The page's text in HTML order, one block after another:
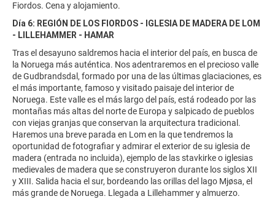
Fiordos. Cena y alojamiento.
Día 6: REGIÓN DE LOS FIORDOS - IGLESIA DE MADERA DE LOM
- LILLEHAMMER - HAMAR
Tras el desayuno saldremos hacia el interior del país, en busca de
la Noruega más auténtica. Nos adentraremos en el precioso valle
de Gudbrandsdal, formado por una de las últimas glaciaciones, es
el más importante, famoso y visitado paisaje del interior de
Noruega. Este valle es el más largo del país, está rodeado por las
montañas más altas del norte de Europa y salpicado de pueblos
con viejas granjas que conservan la arquitectura tradicional.
Haremos una breve parada en Lom en la que tendremos la
oportunidad de fotografiar y admirar el exterior de su iglesia de
madera (entrada no incluida), ejemplo de las stavkirke o iglesias
medievales de madera que se construyeron durante los siglos XII
y XIII. Salida hacia el sur, bordeando las orillas del lago Mjøsa, el
más grande de Noruega. Llegada a Lillehammer y almuerzo.